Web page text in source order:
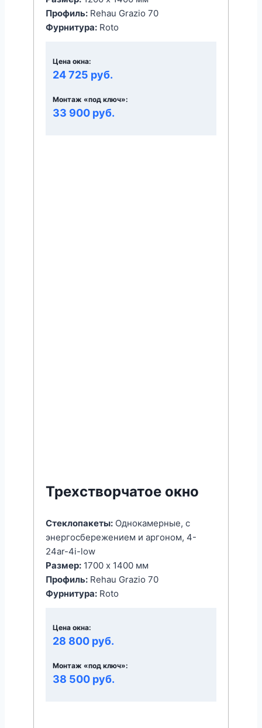
Профиль: Rehau Grazio 70
Фурнитура: Roto
Цена окна:
24 725 руб.
Монтаж «под ключ»:
33 900 руб.
Трехстворчатое окно
Стеклопакеты: Однокамерные, с
энергоcбережением и аргоном, 4-
24ar-4i-low
Размер: 1700 x 1400 мм
Профиль: Rehau Grazio 70
Фурнитура: Roto
Цена окна:
28 800 руб.
Монтаж «под ключ»:
38 500 руб.